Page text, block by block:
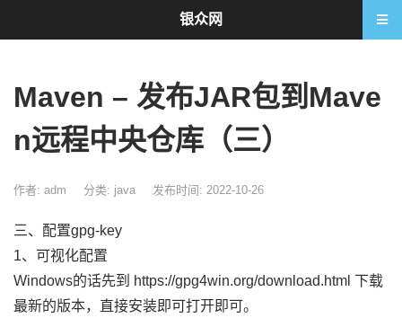
Maven – 发布JAR包到Mave
n远程中央仓库（三）
作者: adm 分类: java 发布时间: 2022-10-26
三、配置gpg-key
1、可视化配置
Windows的话先到 https://gpg4win.org/download.html 下载
最新的版本，直接安装即可打开即可。
银众网